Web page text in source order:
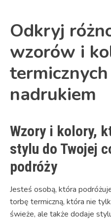
Odkryj
wzorów i
nadrukiem
Wzory i kolory,
stylu do Twojej
podróży
Jesteś osobą, która
torbę termiczną, która nie
świeże, ale także dodaje